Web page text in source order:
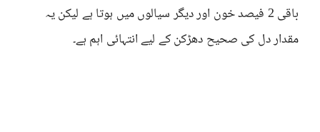
باقی 2 فیصد خون اور دیگر سیالوں میں ہوتا ہے لیکن یہ
مقدار دل کی صحیح دھڑکن کے لیے انتہائی اہم ہے۔